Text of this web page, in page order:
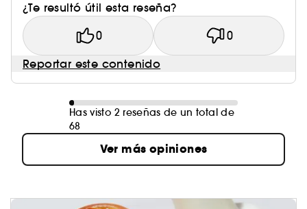
¿Te resultó útil esta reseña?
0 0
Reportar este contenido
Has visto 2 reseñas de un total de
68
Ver más opiniones